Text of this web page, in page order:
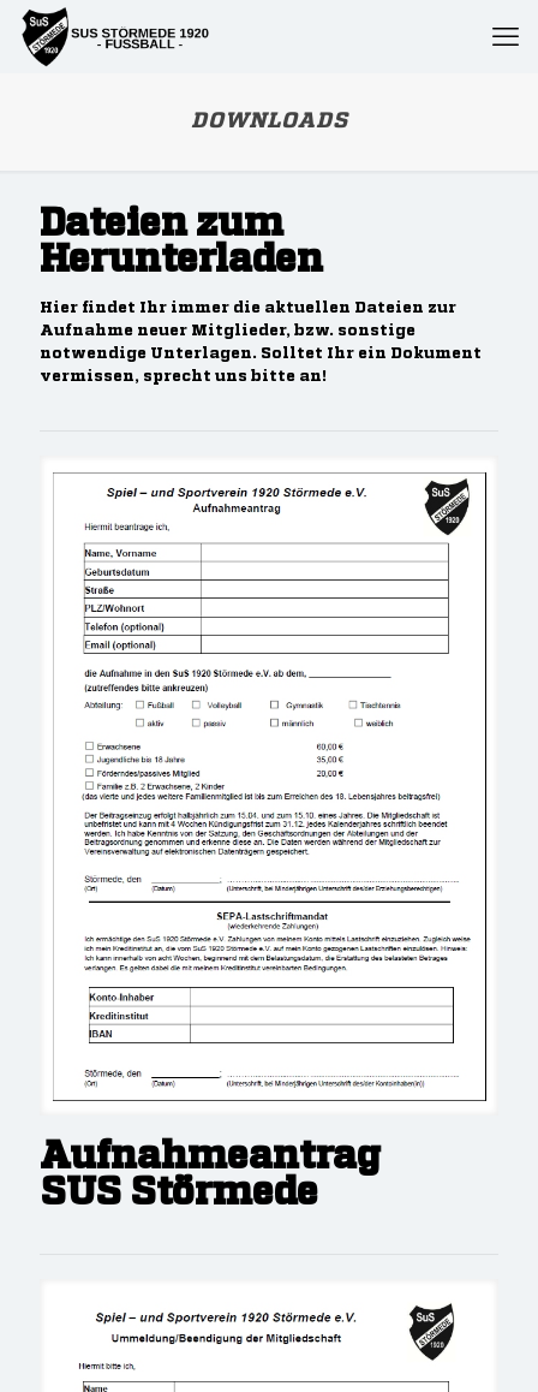
DOWNLOADS
Dateien zum
Herunterladen
Hier findet Ihr immer die aktuellen Dateien zur
Aufnahme neuer Mitglieder, bzw. sonstige
notwendige Unterlagen. Solltet Ihr ein Dokument
vermissen, sprecht uns bitte an!
Aufnahmeantrag
SUS Störmede